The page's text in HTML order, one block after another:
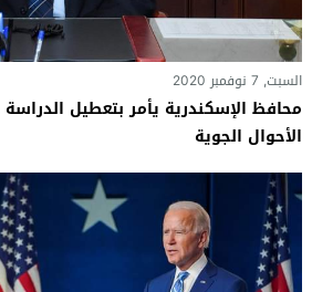
السبت, 7 نوفمبر 2020
محافظ الإسكندرية يأمر بتعطيل
الأحوال الجوية